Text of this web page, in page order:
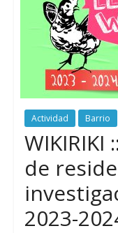
Actividad Barrio
WIKIRIKI
de
2023-